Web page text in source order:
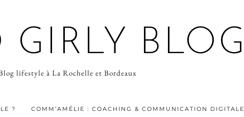
GIRLY BLOG
lifestyle à La Rochelle et Bordeaux
? COMM’AMÉLIE : COACHING & COMMUNICATION DIGITALE